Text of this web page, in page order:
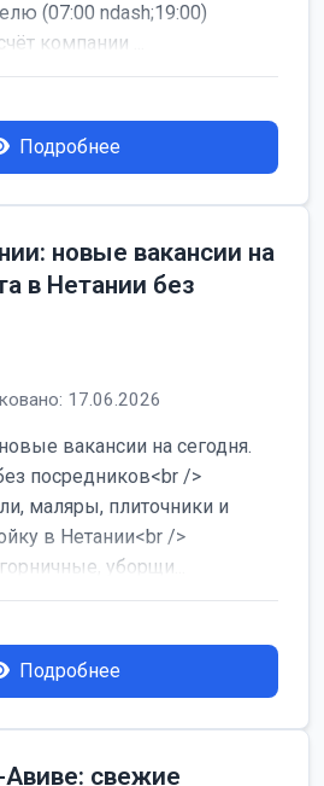
(07:00 ndash;19:00)
компании ...
Подробнее
новые вакансии на
в Нетании без
17.06.2026
вакансии на сегодня.
посредников<br />
маляры, плиточники и
в Нетании<br />
уборщи...
Подробнее
Авиве: свежие